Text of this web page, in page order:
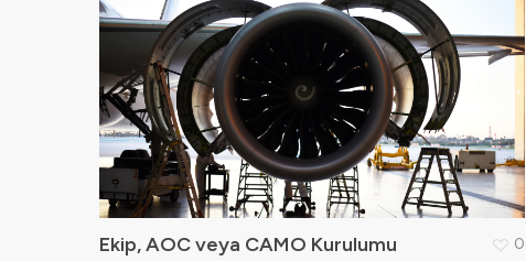
Ekip, AOC veya CAMO Kurulumu 0